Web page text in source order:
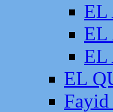
EL
EL
EL
EL
Fayid